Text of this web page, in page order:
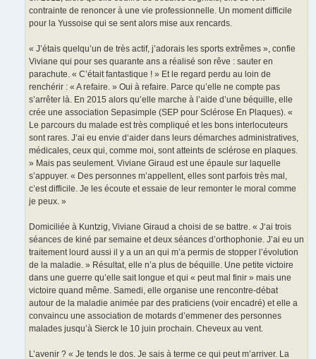
contrainte de renoncer à une vie professionnelle. Un moment difficile
pour la Yussoise qui se sent alors mise aux rencards.
« J’étais quelqu’un de très actif, j’adorais les sports extrêmes », confie
Viviane qui pour ses quarante ans a réalisé son rêve : sauter en
parachute. « C’était fantastique ! » Et le regard perdu au loin de
renchérir : « A refaire. » Oui à refaire. Parce qu’elle ne compte pas
s’arrêter là. En 2015 alors qu’elle marche à l’aide d’une béquille, elle
crée une association Sepasimple (SEP pour Sclérose En Plaques). «
Le parcours du malade est très compliqué et les bons interlocuteurs
sont rares. J’ai eu envie d‘aider dans leurs démarches administratives,
médicales, ceux qui, comme moi, sont atteints de sclérose en plaques.
» Mais pas seulement. Viviane Giraud est une épaule sur laquelle
s’appuyer. « Des personnes m’appellent, elles sont parfois très mal,
c’est difficile. Je les écoute et essaie de leur remonter le moral comme
je peux. »
Domiciliée à Kuntzig, Viviane Giraud a choisi de se battre. « J‘ai trois
séances de kiné par semaine et deux séances d’orthophonie. J’ai eu un
traitement lourd aussi il y a un an qui m’a permis de stopper l’évolution
de la maladie. » Résultat, elle n’a plus de béquille. Une petite victoire
dans une guerre qu’elle sait longue et qui « peut mal finir » mais une
victoire quand même. Samedi, elle organise une rencontre-débat
autour de la maladie animée par des praticiens (voir encadré) et elle a
convaincu une association de motards d’emmener des personnes
malades jusqu’à Sierck le 10 juin prochain. Cheveux au vent.
L’avenir ? « Je tends le dos. Je sais à terme ce qui peut m’arriver. La